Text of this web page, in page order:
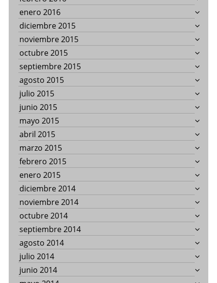
enero 2016
diciembre 2015
noviembre 2015
octubre 2015
septiembre 2015
agosto 2015
julio 2015
junio 2015
mayo 2015
abril 2015
marzo 2015
febrero 2015
enero 2015
diciembre 2014
noviembre 2014
octubre 2014
septiembre 2014
agosto 2014
julio 2014
junio 2014